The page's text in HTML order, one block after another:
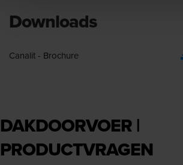
Downloads
Canalit - Brochure
DAKDOORVOER |
PRODUCTVRAGEN